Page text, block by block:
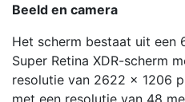
Beeld en camera
Het scherm bestaat uit een
Super Retina XDR-scherm
resolutie van 2622 x 1206
met een resolutie van 48